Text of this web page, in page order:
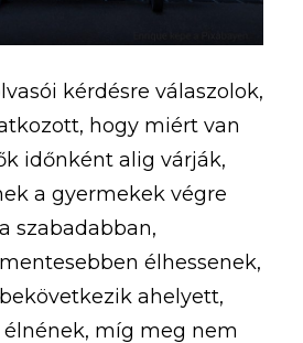
kérdésre válaszolok,
hogy miért van
időnként alig várják,
a gyermekek végre
szabadabban,
élhessenek,
ahelyett,
míg meg nem